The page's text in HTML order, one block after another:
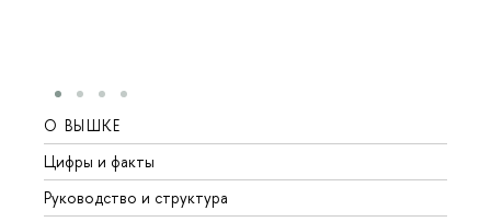
О ВЫШКЕ
Цифры и факты
Руководство и структура